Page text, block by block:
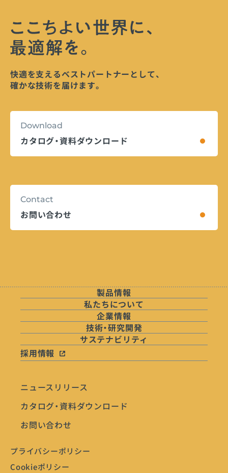
快適を支えるベストパートナーとして、
確かな技術を届けます。
Download
カタログ・資料ダウンロード
Contact
お問い合わせ
製品情報
私たちについて
企業情報
技術・研究開発
サステナビリティ
採用情報
ニュースリリース
カタログ・資料ダウンロード
お問い合わせ
プライバシーポリシー
Cookieポリシー